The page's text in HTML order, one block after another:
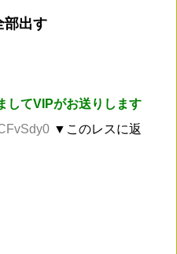
部出す
してVIPがお送りします
▼このレスに返